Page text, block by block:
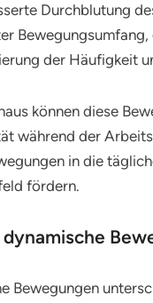
Durchblutung
der Häufigkeit
können diese
während der
in die
fördern.
dynamische
Bewegungen